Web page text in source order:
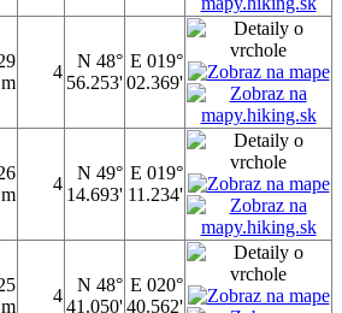
m
4
N 48°
56.253'
E 019°
02.369'
m
4
N 49°
14.693'
E 019°
11.234'
m
4
N 48°
41.050'
E 020°
40.562'